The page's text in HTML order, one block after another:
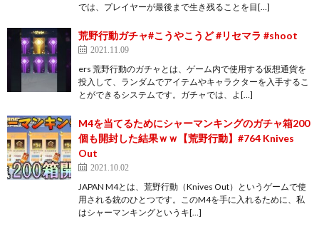
では、プレイヤーが最後まで生き残ることを目[…]
荒野行動ガチャ#こうやこうど #リセマラ #shoot
2021.11.09
ers 荒野行動のガチャとは、ゲーム内で使用する仮想通貨を
投入して、ランダムでアイテムやキャラクターを入手するこ
とができるシステムです。ガチャでは、よ[…]
M4を当てるためにシャーマンキングのガチャ箱200
個も開封した結果ｗｗ【荒野行動】#764 Knives
Out
2021.10.02
JAPAN M4とは、荒野行動（Knives Out）というゲームで使
用される銃のひとつです。このM4を手に入れるために、私
はシャーマンキングというキ[…]